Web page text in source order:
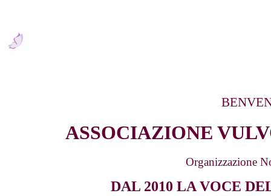
ASSOCIAZIONE
Organizzazione
DAL 2010 LA VOCE